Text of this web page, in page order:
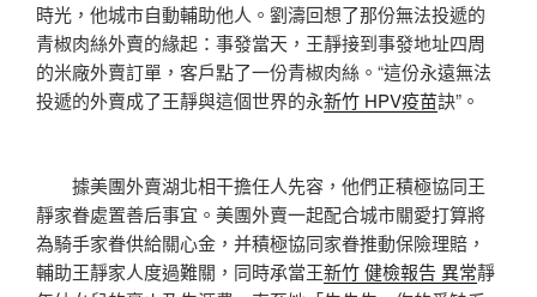
時光，他城市自動輔助他人。劉濤回想了那份無法投遞的
青椒肉絲外賣的緣起：事發當天，王靜接到事發地址四周
的米廠外賣訂單，客戶點了一份青椒肉絲。“這份永遠無法
投遞的外賣成了王靜與這個世界的永新竹 HPV疫苗訣”。
據美團外賣湖北相干擔任人先容，他們正積極協同王
靜家眷處置善后事宜。美團外賣一起配合城市關愛打算將
為騎手家眷供給關心金，并積極協同家眷推動保險理賠，
輔助王靜家人度過難關，同時承當王新竹 健檢報告 異常靜